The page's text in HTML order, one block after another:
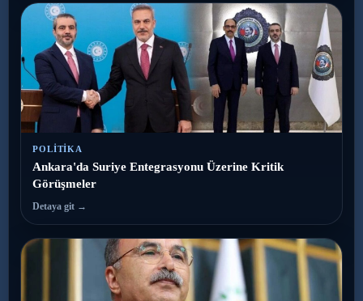
POLITIKA
Ankara'da Suriye Entegrasyonu Üzerine Kritik
Görüşmeler
Detaya git →